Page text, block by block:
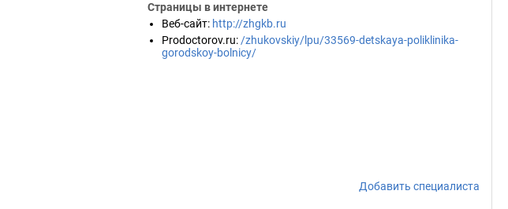
Страницы в интернете
Веб-сайт: http://zhgkb.ru
Prodoctorov.ru: /zhukovskiy/lpu/33569-detskaya-poliklinika-
gorodskoy-bolnicy/
Добавить специалиста